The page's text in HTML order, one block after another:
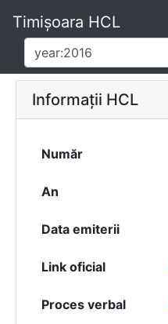
Timișoara HCL
Informații HCL
Număr
An
Data emiterii
Link oficial
Proces verbal